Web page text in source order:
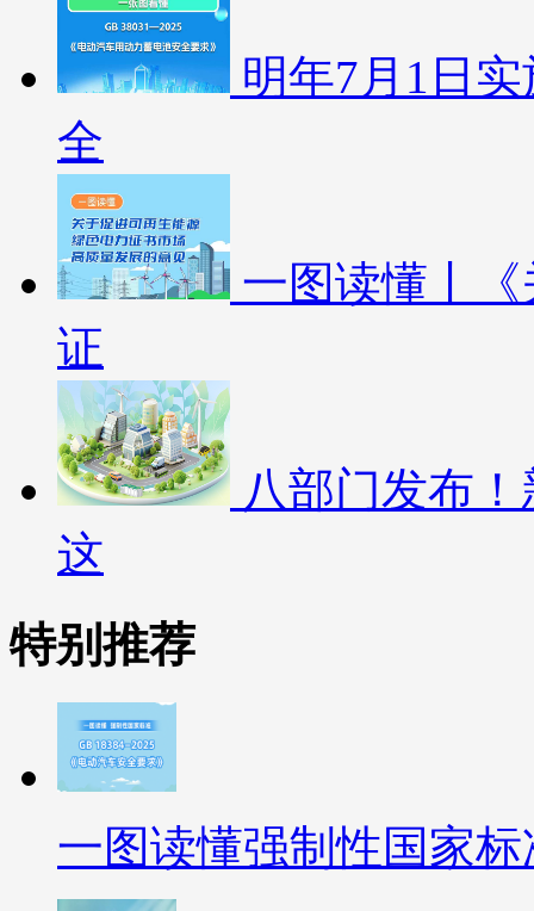
明年7月1日
全
一图读懂丨
证
八部门发布
这
特别推荐
一图读懂强制性国家